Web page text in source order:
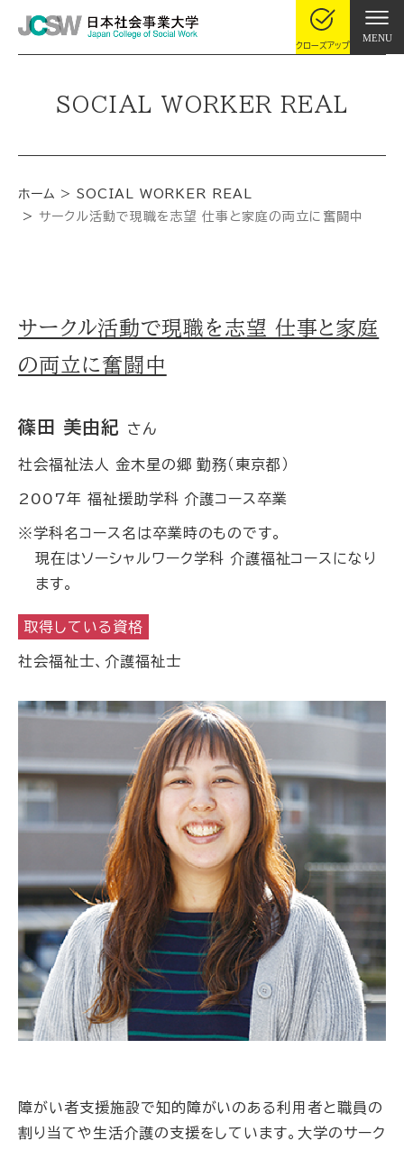
クローズアップ
MENU
SOCIAL WORKER REAL
ホーム
SOCIAL WORKER REAL
サークル活動で現職を志望 仕事と家庭の両立に奮闘中
サークル活動で現職を志望 仕事と家庭
の両立に奮闘中
篠田 美由紀 さん
社会福祉法人 金木星の郷 勤務（東京都）
2007年 福祉援助学科 介護コース卒業
※学科名コース名は卒業時のものです。
現在はソーシャルワーク学科 介護福祉コースになり
ます。
取得している資格
社会福祉士、介護福祉士
障がい者支援施設で知的障がいのある利用者と職員の
割り当てや生活介護の支援をしています。大学のサーク